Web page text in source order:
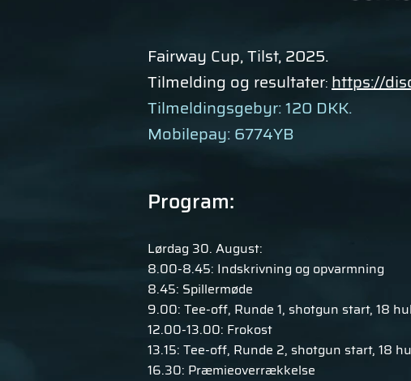
Fairway Cup, Tilst, 2025.
Tilmelding og resultater: https://
Tilmeldingsgebyr: 120 DKK.
Mobilepay: 6774YB
Program:
Lørdag 30. August:
8.00-8.45: Indskrivning og opvarmning
8.45: Spillermøde
9.00: Tee-off, Runde 1, shotgun start, 18
12.00-13.00: Frokost
13.15: Tee-off, Runde 2, shotgun start, 18
16.30: Præmieoverrækkelse